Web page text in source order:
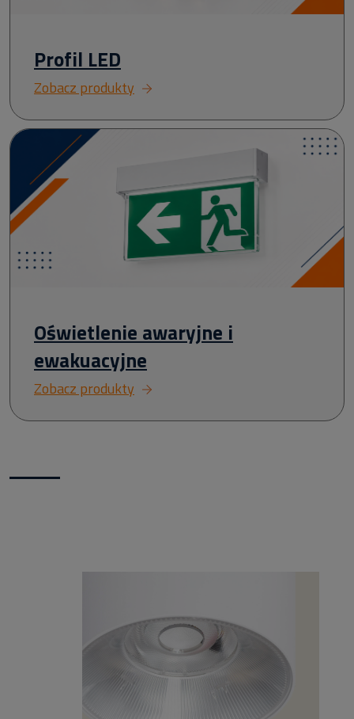
Profil LED
Zobacz produkty
Oświetlenie awaryjne i
ewakuacyjne
Zobacz produkty